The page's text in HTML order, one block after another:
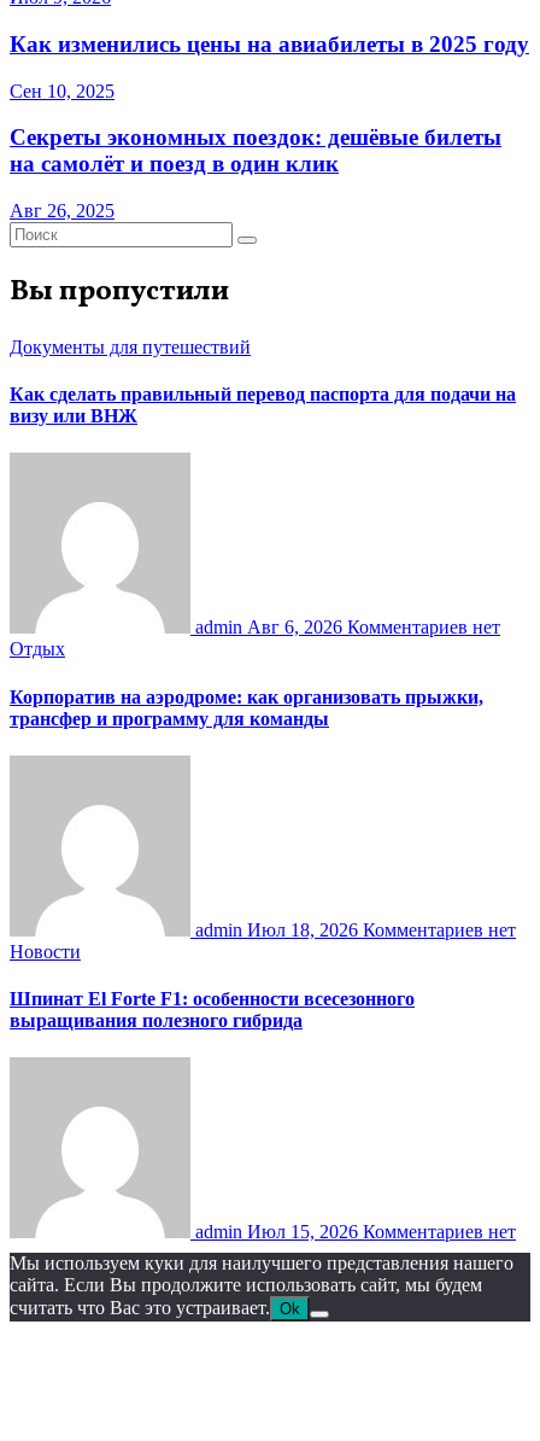
Как изменились цены на авиабилеты в 2025 году
Сен 10, 2025
Секреты экономных поездок: дешёвые билеты
на самолёт и поезд в один клик
Авг 26, 2025
Вы пропустили
Документы для путешествий
Как сделать правильный перевод паспорта для подачи на
визу или ВНЖ
admin Авг 6, 2026 Комментариев нет
Отдых
Корпоратив на аэродроме: как организовать прыжки,
трансфер и программу для команды
admin Июл 18, 2026 Комментариев нет
Новости
Шпинат El Forte F1: особенности всесезонного
выращивания полезного гибрида
admin Июл 15, 2026 Комментариев нет
Мы используем куки для наилучшего представления нашего
сайта. Если Вы продолжите использовать сайт, мы будем
считать что Вас это устраивает. Ok